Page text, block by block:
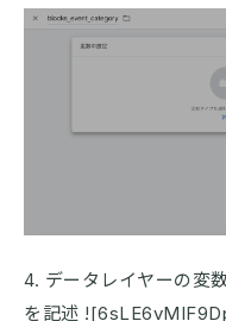
4. データレイヤーの変
を記述